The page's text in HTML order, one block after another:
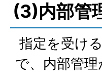
(3)内部管
指定を受け
で、内部管